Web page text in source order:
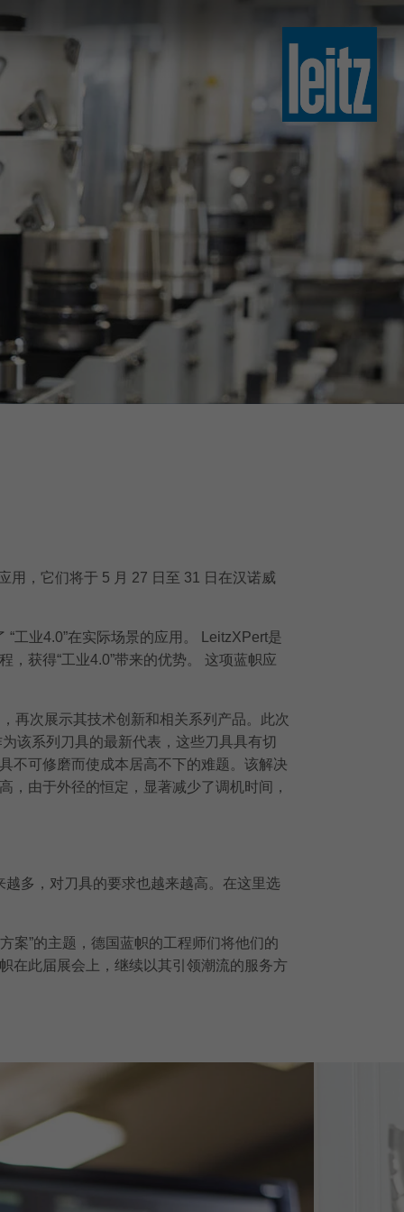
türkçe
english
中文
yкраїнська
用，它们将于 5 月 27 日至 31 日在汉诺威
工业4.0”在实际场景的应用。 LeitzXPert是
，获得“工业4.0”带来的优势。 这项蓝帜应
再次展示其技术创新和相关系列产品。此次
该系列刀具的最新代表，这些刀具具有切
不可修磨而使成本居高不下的难题。该解决
，由于外径的恒定，显著减少了调机时间，
多，对刀具的要求也越来越高。在这里选
案”的主题，德国蓝帜的工程师们将他们的
在此届展会上，继续以其引领潮流的服务方